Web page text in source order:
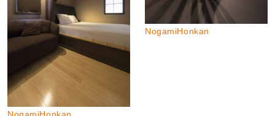
NogamiHonkan